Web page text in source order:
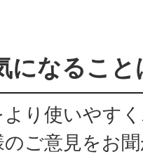
になるこ
り使いやす
ご意見をお